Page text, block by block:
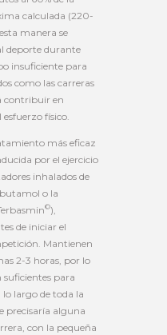
calculada (220-
manera se
deporte durante
insuficiente para
como las carreras
contribuir en
físico.
más eficaz
por el ejercicio
inhalados de
o la
©),
de iniciar el
Mantienen
2-3 horas, por lo
suficientes para
largo de toda la
precisaría alguna
con la pequeña